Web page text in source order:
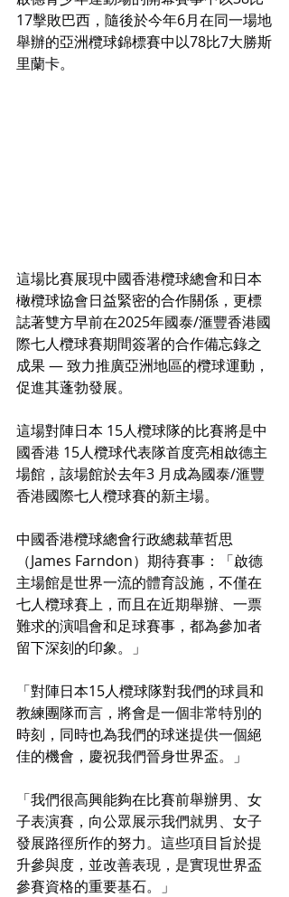
17擊敗巴西，隨後於今年6月在同一場地
舉辦的亞洲欖球錦標賽中以78比7大勝斯
里蘭卡。
這場比賽展現中國香港欖球總會和日本
橄欖球協會日益緊密的合作關係，更標
誌著雙方早前在2025年國泰/滙豐香港國
際七人欖球賽期間簽署的合作備忘錄之
成果 — 致力推廣亞洲地區的欖球運動，
促進其蓬勃發展。
這場對陣日本 15人欖球隊的比賽將是中
國香港 15人欖球代表隊首度亮相啟德主
場館，該場館於去年3 月成為國泰/滙豐
香港國際七人欖球賽的新主場。
中國香港欖球總會行政總裁華哲思
（James Farndon）期待賽事：「啟德
主場館是世界一流的體育設施，不僅在
七人欖球賽上，而且在近期舉辦、一票
難求的演唱會和足球賽事，都為參加者
留下深刻的印象。」
「對陣日本15人欖球隊對我們的球員和
教練團隊而言，將會是一個非常特別的
時刻，同時也為我們的球迷提供一個絕
佳的機會，慶祝我們晉身世界盃。」
「我們很高興能夠在比賽前舉辦男、女
子表演賽，向公眾展示我們就男、女子
發展路徑所作的努力。這些項目旨於提
升參與度，並改善表現，是實現世界盃
參賽資格的重要基石。」